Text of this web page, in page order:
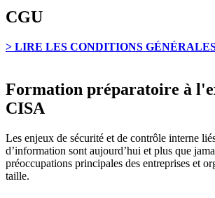
CGU
> LIRE LES CONDITIONS
Formation préparatoire à
CISA
Les enjeux de sécurité et de contrôle interne
d’information sont aujourd’hui et plus que
préoccupations principales des entreprises et
taille.